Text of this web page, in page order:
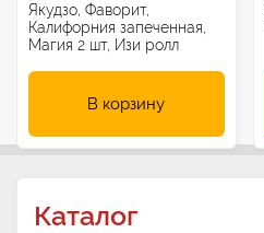
Якудзо, Фаворит,
Калифорния запеченная,
Магия 2 шт, Изи ролл
В корзину
Каталог